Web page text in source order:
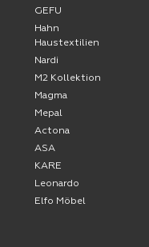
GEFU
Hahn
Haustextilien
Nardi
M2 Kollektion
Magma
Mepal
Actona
ASA
KARE
Leonardo
Elfo Möbel